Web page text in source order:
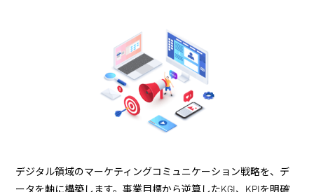
デジタル領域のマーケティングコミュニケーション戦略を、デ
ータを軸に構築します。事業目標から逆算したKGI、KPIを明確